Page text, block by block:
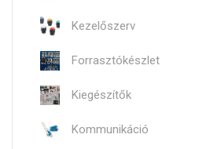
Kezelőszerv
Forrasztókészlet
Kiegészítők
Kommunikáció